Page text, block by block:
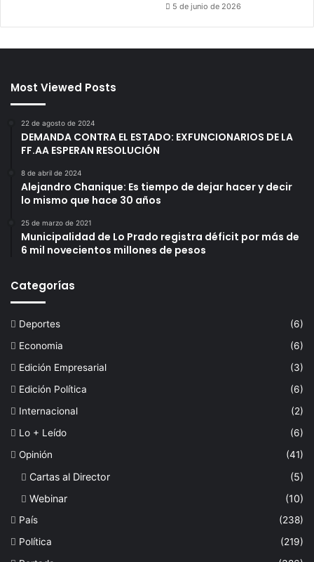
5 de junio de 2026
Most Viewed Posts
22 de agosto de 2024
DEMANDA CONTRA EL ESTADO: EXFUNCIONARIOS DE LA
FF.AA ESPERAN RESOLUCIÓN
8 de abril de 2024
Alejandro Chanique: Es tiempo de dejar hacer y decir
lo mismo que hace 30 años
25 de marzo de 2021
Municipalidad de Lo Prado registra déficit por más de
6 mil novecientos millones de pesos
Categorías
Deportes
(6)
Economia
(6)
Edición Empresarial
(3)
Edición Política
(6)
Internacional
(2)
Lo + Leído
(6)
Opinión
(41)
Cartas al Director
(5)
Webinar
(10)
País
(238)
Política
(219)